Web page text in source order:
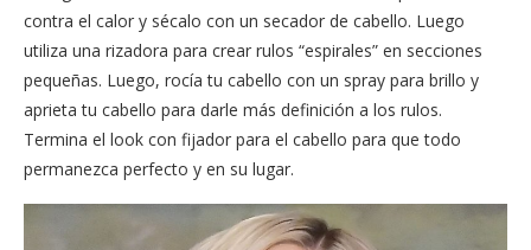
contra el calor y sécalo con un secador de cabello. Luego
utiliza una rizadora para crear rulos “espirales” en secciones
pequeñas. Luego, rocía tu cabello con un spray para brillo y
aprieta tu cabello para darle más definición a los rulos.
Termina el look con fijador para el cabello para que todo
permanezca perfecto y en su lugar.